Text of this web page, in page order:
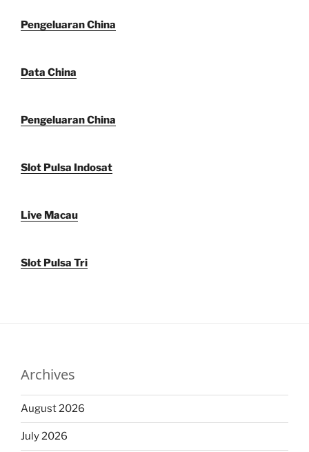
Pengeluaran China
Data China
Pengeluaran China
Slot Pulsa Indosat
Live Macau
Slot Pulsa Tri
Archives
August 2026
July 2026